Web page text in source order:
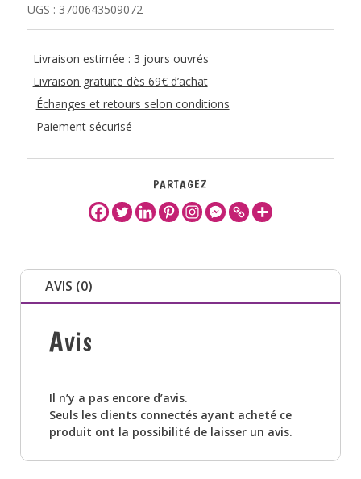
UGS : 3700643509072
Livraison estimée : 3 jours ouvrés
Livraison gratuite dès 69€ d’achat
Échanges et retours selon conditions
Paiement sécurisé
PARTAGEZ
AVIS (0)
Avis
Il n’y a pas encore d’avis.
Seuls les clients connectés ayant acheté ce
produit ont la possibilité de laisser un avis.